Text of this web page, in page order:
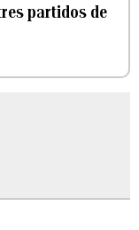
partidos de